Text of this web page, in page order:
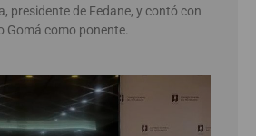
presidente de Fedane, y contó con
Gomá como ponente.